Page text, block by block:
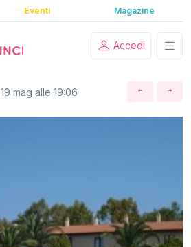
Eventi Magazine
Accedi
19 mag alle 19:06